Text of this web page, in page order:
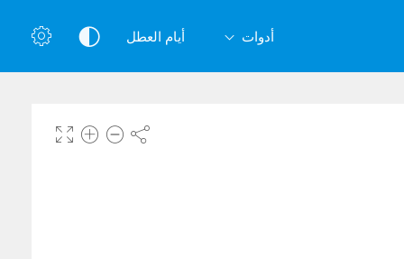
أيام العطل أدوات